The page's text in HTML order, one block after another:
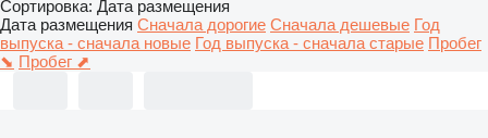
Сортировка: Дата размещения
Дата размещения Сначала дорогие Сначала дешевые Год
выпуска - сначала новые Год выпуска - сначала старые Пробег
⬊ Пробег ⬈